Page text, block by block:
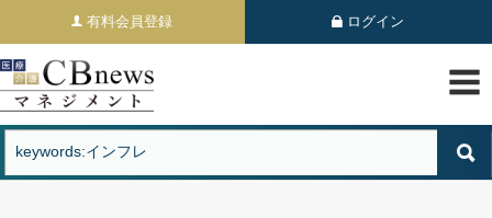
有料会員登録 ログイン